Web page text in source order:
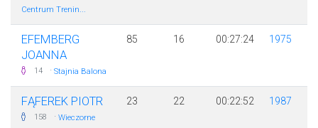
Centrum Trenin...
EFEMBERG
JOANNA
14 · Stajnia Balona
85 16 00:27:24 1975
FĄFEREK PIOTR
158 · Wieczorne
23 22 00:22:52 1987